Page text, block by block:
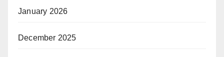
January 2026
December 2025